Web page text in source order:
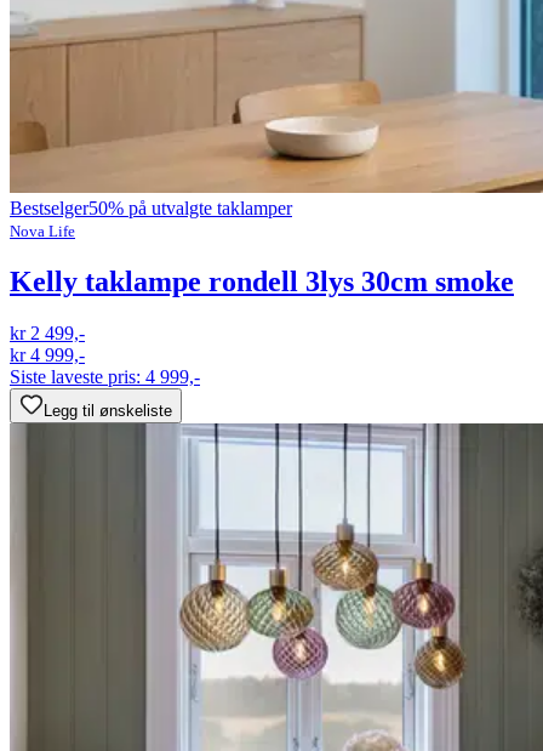
Bestselger50% på utvalgte taklamper
Nova Life
Kelly taklampe rondell 3lys 30cm smoke
kr 2 499,-
kr 4 999,-
Siste laveste pris: 4 999,-
Legg til ønskeliste